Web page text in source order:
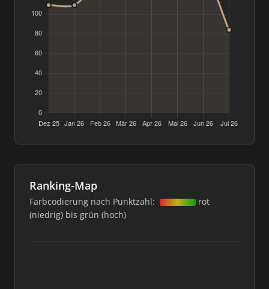
Ranking-Map
Farbcodierung nach Punktzahl:
rot
(niedrig) bis grün (hoch)